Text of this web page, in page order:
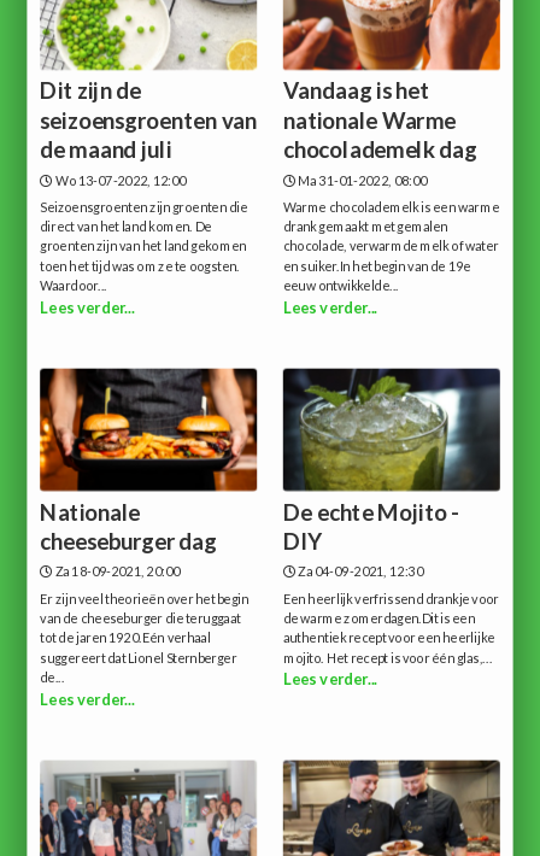
Dit zijn de
seizoensgroenten van
de maand juli
Wo 13-07-2022, 12:00
Seizoensgroenten zijn groenten die
direct van het land komen. De
groenten zijn van het land gekomen
toen het tijd was om ze te oogsten.
Waardoor...
Lees verder...
Vandaag is het
nationale Warme
chocolademelk dag
Ma 31-01-2022, 08:00
Warme chocolademelk is een warme
drank gemaakt met gemalen
chocolade, verwarmde melk of water
en suiker.In het begin van de 19e
eeuw ontwikkelde...
Lees verder...
Nationale
cheeseburger dag
Za 18-09-2021, 20:00
Er zijn veel theorieën over het begin
van de cheeseburger die teruggaat
tot de jaren 1920.Eén verhaal
suggereert dat Lionel Sternberger
de...
Lees verder...
De echte Mojito -
DIY
Za 04-09-2021, 12:30
Een heerlijk verfrissend drankje voor
de warme zomerdagen.Dit is een
authentiek recept voor een heerlijke
mojito. Het recept is voor één glas,...
Lees verder...